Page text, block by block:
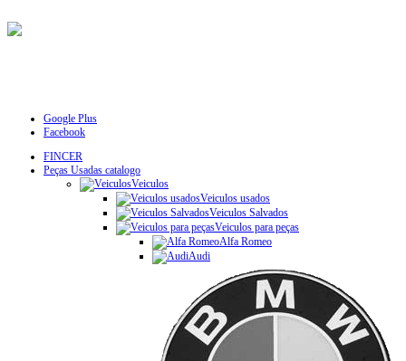
Google Plus
Facebook
FINCER
Peças Usadas catalogo
Veiculos
Veiculos usados
Veiculos Salvados
Veiculos para peças
Alfa Romeo
Audi